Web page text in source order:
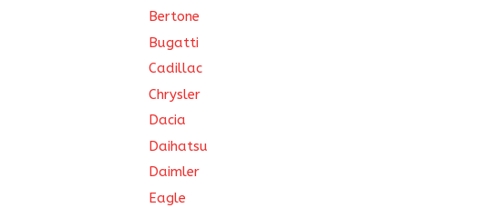
Bertone
Bugatti
Cadillac
Chrysler
Dacia
Daihatsu
Daimler
Eagle